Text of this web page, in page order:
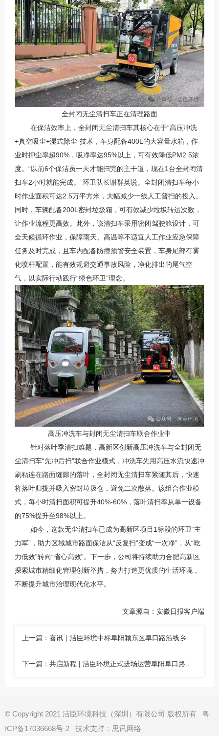
全封闭无尘清扫车正在清理路面
在保洁效率上，全封闭无尘清扫车其核心在于“高压冲洗
+真空吸尘+湿式除尘”技术，车身配备400L的大容量水箱，作
业时抑尘率超90%，吸净率达95%以上，可有效降低PM2.5浓
度。“以前6个保洁员一天才能扫完的主干道，现在1台全封闭清
扫车2小时就能完成。”环卫队长谢群英说。全封闭清扫车每小
时作业面积可达2.5万平方米，大幅减少一线人工普扫的投入。
同时，车辆配备200L密封垃圾箱，可有效减少垃圾转运次数，
让作业流程更高效。此外，该清扫车采用密闭驾驶舱设计，可
全天候循环作业，保障雨天、高温等不适宜人工作业应急保障
任务及时完成，且车内配备防撞预警安全装置，车身尾部有雾
化喷杆配置，能有效规避交通事故风险，净化排出的尾气空
气，以实际行动践行“绿色环卫”理念。
高压冲洗车与封闭无尘清扫车联合作业中
针对落叶季清扫难题，高新区创新高压冲洗车与全封闭无
尘清扫车“先冲后扫”联合作业模式，冲洗车先用高压水流快速冲
刷粘连在路面缝隙的落叶，全封闭无尘清扫车紧随其后，快速
将落叶归拢并吸入密封垃圾仓，避免二次散落。该组合作业模
式，每小时清扫面积可提升40%-60%，落叶清扫率从单一设备
的75%提升至98%以上。
如今，这款无尘清扫车已成为高新区项目1标段的环卫“主
力军”，助力区域城市路面保洁从“反复扫”变成“一次净”，从“吃
力低效”转向“省心高效”。下一步，公司将持续助力合肥高新区
探索城市精细化管理创新举措，努力打造更优质的生活环境，
不断提升城市治理现代化水平。
文章源自：安徽日报客户端
© Copyright 2021 洁臣环境科技（深圳）有限公司 版权所有 粤
ICP备17036668号-2
技术支持：思讯网络